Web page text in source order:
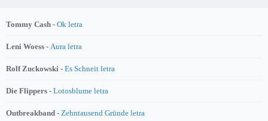
Tommy Cash - Ok letra
Leni Woess - Aura letra
Rolf Zuckowski - Es Schneit letra
Die Flippers - Lotosblume letra
Outbreakband - Zehntausend Gründe letra